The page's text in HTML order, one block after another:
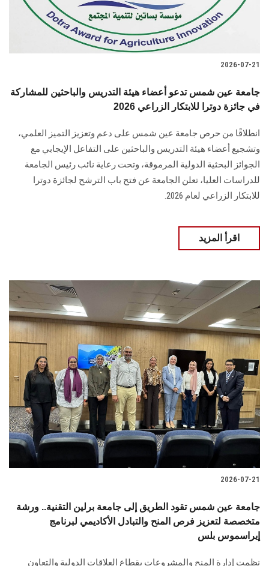
2026-07-21
جامعة عين شمس تدعو أعضاء هيئة التدريس والباحثين للمشاركة
في جائزة دوترا للابتكار الزراعي 2026
انطلاقًا من حرص جامعة عين شمس على دعم وتعزيز التميز العلمي،
وتشجيع أعضاء هيئة التدريس والباحثين على التفاعل الإيجابي مع
الجوائز البحثية الدولية المرموقة، وتحت رعاية نائب رئيس الجامعة
للدراسات العليا، تعلن الجامعة عن فتح باب الترشح لجائزة دوترا
للابتكار الزراعي لعام 2026.
اقرأ المزيد
2026-07-21
جامعة عين شمس تقود الطريق إلى جامعة برلين التقنية.. ورشة
متخصصة لتعزيز فرص المنح والتبادل الأكاديمي لبرنامج
إيراسموس بلس
نظمت إدارة المنح والمشروعات بقطاع العلاقات الدولية والتعاون